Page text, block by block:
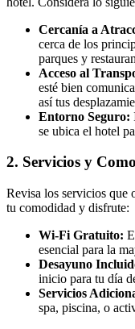
Cercanía a
cerca de los
parques y
Acceso al
esté bien
así tus
Entorno Seguro:
se ubica el hotel
2. Servicios y
Revisa los servicios que
tu comodidad y disfrute:
Wi-Fi Gratuito:
esencial para la
Desayuno
inicio para tu día
Servicios
spa, piscina, o